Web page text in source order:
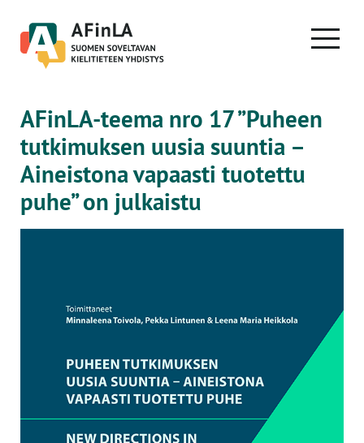
content
AFinLA-teema nro 17 ”Puheen
tutkimuksen uusia suuntia –
Aineistona vapaasti tuotettu
puhe” on julkaistu